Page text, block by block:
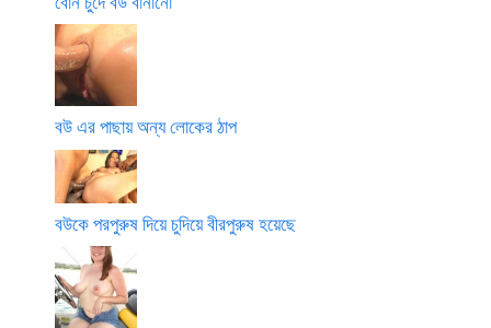
বউ এর পাছায় অন্য লোকের ঠাপ
বউকে পরপুরুষ দিয়ে চুদিয়ে বীরপুরুষ হয়েছে